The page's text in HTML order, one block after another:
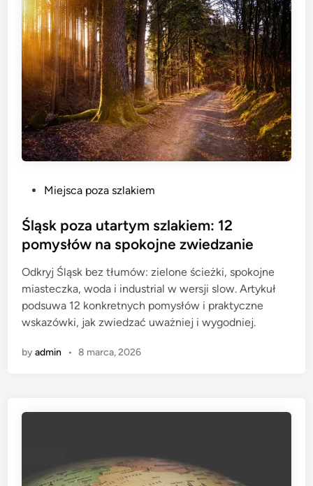
s
t
e
d
i
n
Miejsca poza szlakiem
Śląsk poza utartym szlakiem: 12
pomysłów na spokojne zwiedzanie
Odkryj Śląsk bez tłumów: zielone ścieżki, spokojne
miasteczka, woda i industrial w wersji slow. Artykuł
podsuwa 12 konkretnych pomysłów i praktyczne
wskazówki, jak zwiedzać uważniej i wygodniej.
byadmin • 8 marca, 2026